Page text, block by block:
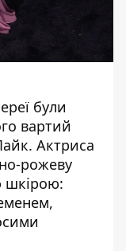
були
вартий
. Актриса
рожеву
шкірою: